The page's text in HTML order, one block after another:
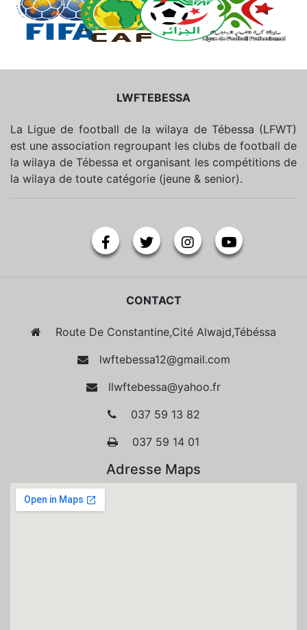
LWFTEBESSA
La Ligue de football de la wilaya de Tébessa (LFWT)
est une association regroupant les clubs de football de
la wilaya de Tébessa et organisant les compétitions de
la wilaya de toute catégorie (jeune & senior).
CONTACT
Route De Constantine,Cité Alwajd,Tébéssa
lwftebessa12@gmail.com
llwftebessa@yahoo.fr
037 59 13 82
037 59 14 01
Adresse Maps